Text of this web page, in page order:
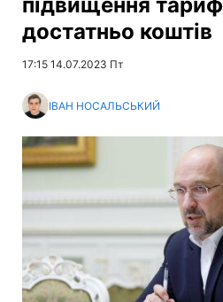
достатньо коштів
17:15 14.07.2023 Пт
ІВАН НОСАЛЬСЬКИЙ